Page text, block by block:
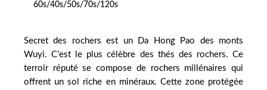
60s/40s/50s/70s/120s
Secret des rochers est un Da Hong Pao des monts
Wuyi. C’est le plus célèbre des thés des rochers. Ce
terroir réputé se compose de rochers millénaires qui
offrent un sol riche en minéraux. Cette zone protégée